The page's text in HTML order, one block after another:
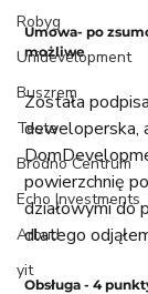
Robyg
Unidevelopment
Buszrem
Testa
Bródno Centrum
Echo Investments
Arbud
yit
Umowa- po
możliwe
Została
deweloperska,
powierzchnię
działowymi do
dlatego
Obsługa - 4